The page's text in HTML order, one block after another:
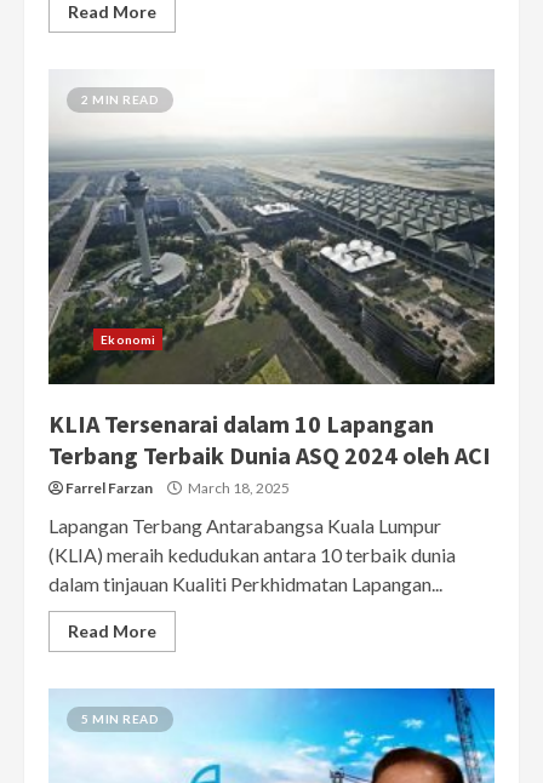
Read More
2 MIN READ
Ekonomi
KLIA Tersenarai dalam 10 Lapangan
Terbang Terbaik Dunia ASQ 2024 oleh ACI
Farrel Farzan March 18, 2025
Lapangan Terbang Antarabangsa Kuala Lumpur
(KLIA) meraih kedudukan antara 10 terbaik dunia
dalam tinjauan Kualiti Perkhidmatan Lapangan...
Read More
5 MIN READ